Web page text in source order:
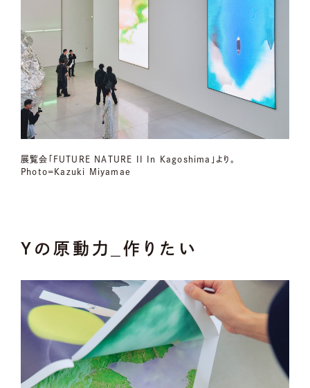
展覧会「FUTURE NATURE II In Kagoshima」より。
Photo=Kazuki Miyamae
Yの原動力_作りたい